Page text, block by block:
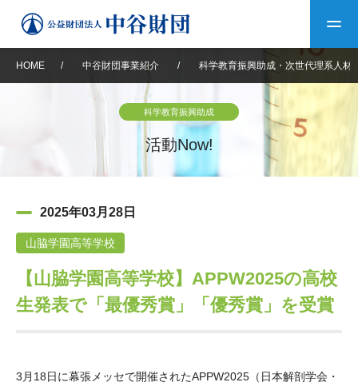
中谷財団について
設立趣意書
沿革 40年史デジタルブック
中谷財団40年史
役員・評議員 公開情報
中谷財団事業紹介
神戸賞 長期大型研究助成
大学院生奨学金
国際学生交流プログラ
中谷財団動画紹介
その他情報
HOME / 中谷財団事業紹介 / 科学教育振興助成・次世代理系人材
科学教育振興助成
活動Now!
2025年03月28日
山脇学園高等学校
【山脇学園高等学校】APPW2025の高校
生発表で「最優秀賞」「優秀賞」を受賞
3月18日に幕張メッセで開催されたAPPW2025（日本解剖学会・